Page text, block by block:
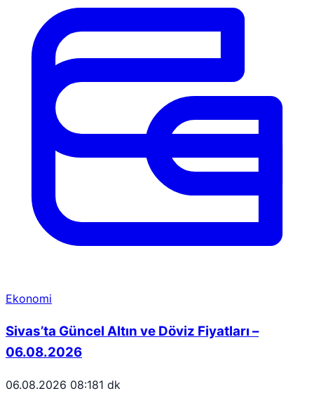
Ekonomi
Sivas’ta Güncel Altın ve Döviz Fiyatları –
06.08.2026
06.08.2026 08:181 dk